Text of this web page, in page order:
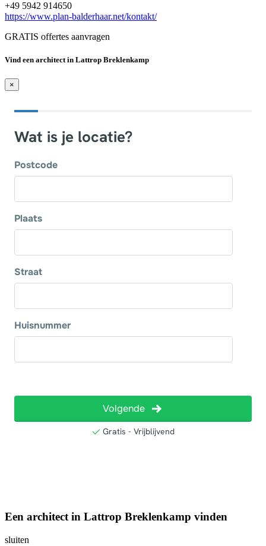
+49 5942 914650
https://www.plan-balderhaar.net/kontakt/
GRATIS offertes aanvragen
Vind een architect in Lattrop Breklenkamp
×
Een architect in Lattrop Breklenkamp vinden
sluiten